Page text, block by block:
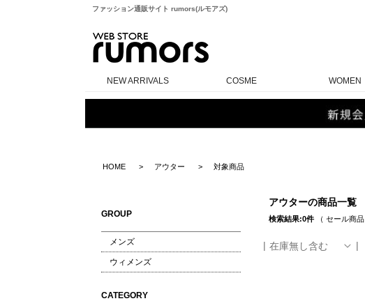
ファッション通販サイト rumors(ルモアズ)
NEW ARRIVALS COSME WOMEN
HOME アウター 対象商品
GROUP
メンズ
ウィメンズ
CATEGORY
アウターの商品一覧
検索結果:0件（ セール商品
在庫無し含む